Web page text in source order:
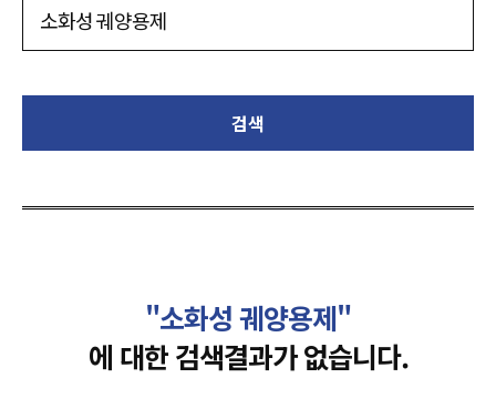
검색
"소화성 궤양용제"
에 대한 검색결과가 없습니다.